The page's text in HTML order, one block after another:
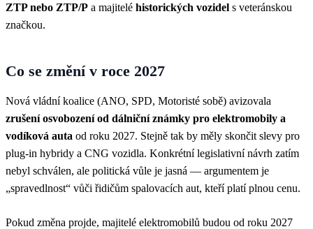
ZTP nebo ZTP/P a majitelé historických vozidel s veteránskou
značkou.
Co se změní v roce 2027
Nová vládní koalice (ANO, SPD, Motoristé sobě) avizovala
zrušení osvobození od dálniční známky pro elektromobily a
vodíková auta od roku 2027. Stejně tak by měly skončit slevy pro
plug-in hybridy a CNG vozidla. Konkrétní legislativní návrh zatím
nebyl schválen, ale politická vůle je jasná — argumentem je
„spravedlnost“ vůči řidičům spalovacích aut, kteří platí plnou cenu.
Pokud změna projde, majitelé elektromobilů budou od roku 2027